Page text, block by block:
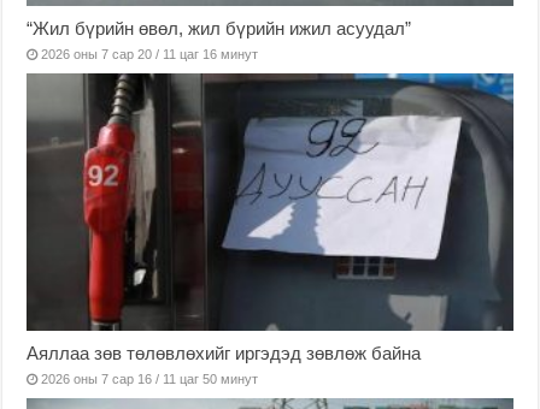
“Жил бүрийн өвөл, жил бүрийн ижил асуудал”
2026 оны 7 сар 20 / 11 цаг 16 минут
Аяллаа зөв төлөвлөхийг иргэдэд зөвлөж байна
2026 оны 7 сар 16 / 11 цаг 50 минут